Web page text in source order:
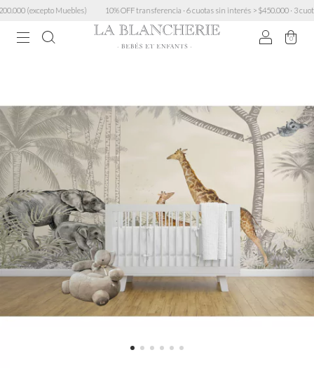
(excepto Muebles) 10% OFF transferencia · 6 cuotas sin interés > $450.000 · 3 cuotas
0